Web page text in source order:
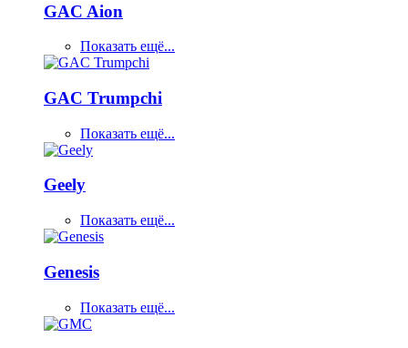
GAC Aion
Показать ещё...
GAC Trumpchi
Показать ещё...
Geely
Показать ещё...
Genesis
Показать ещё...